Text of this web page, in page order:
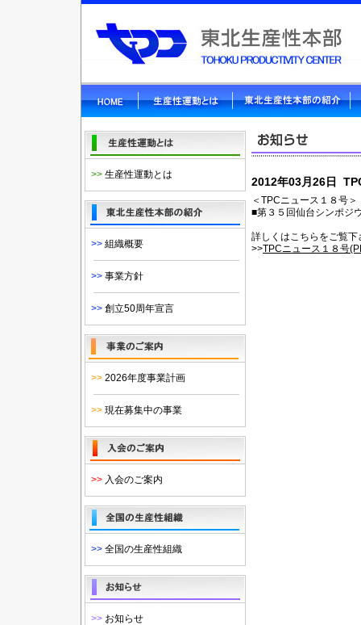
>> 生産性運動とは
>> 組織概要
>> 事業方針
>> 創立50周年宣言
>> 2026年度事業計画
>> 現在募集中の事業
>> 入会のご案内
>> 全国の生産性組織
>> お知らせ
2012年03月26日
＜TPCニュース１８号＞
■第３５回仙台シンポジ
詳しくはこちらをご覧下
>>TPCニュース１８号